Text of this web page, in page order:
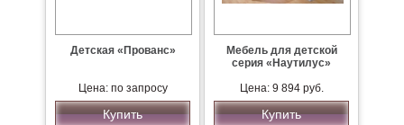
Детская «Прованс»
Цена: по запросу
Купить
Мебель для детской
серия «Наутилус»
Цена: 9 894 руб.
Купить